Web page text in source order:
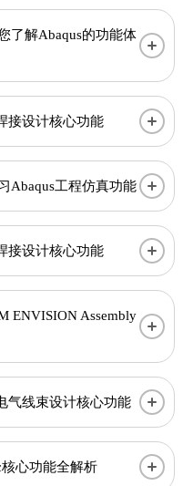
了解Abaqus的功能体
接设计核心功能
Abaqus工程仿真功能
接设计核心功能
ENVISION Assembly
气线束设计核心功能
心功能全解析